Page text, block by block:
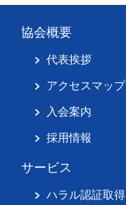
協会概要
代表挨拶
アクセスマップ
入会案内
採用情報
サービス
ハラル認証取得